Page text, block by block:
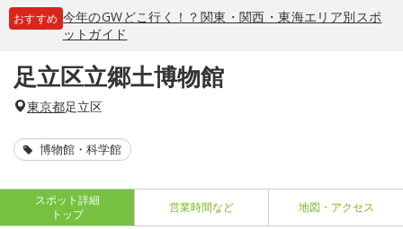
おすすめ 今年のGWどこ行く！？関東・関西・東海エリア別スポ
ットガイド
足立区立郷土博物館
東京都足立区
博物館・科学館
スポット詳細
トップ
営業時間など 地図・アクセス